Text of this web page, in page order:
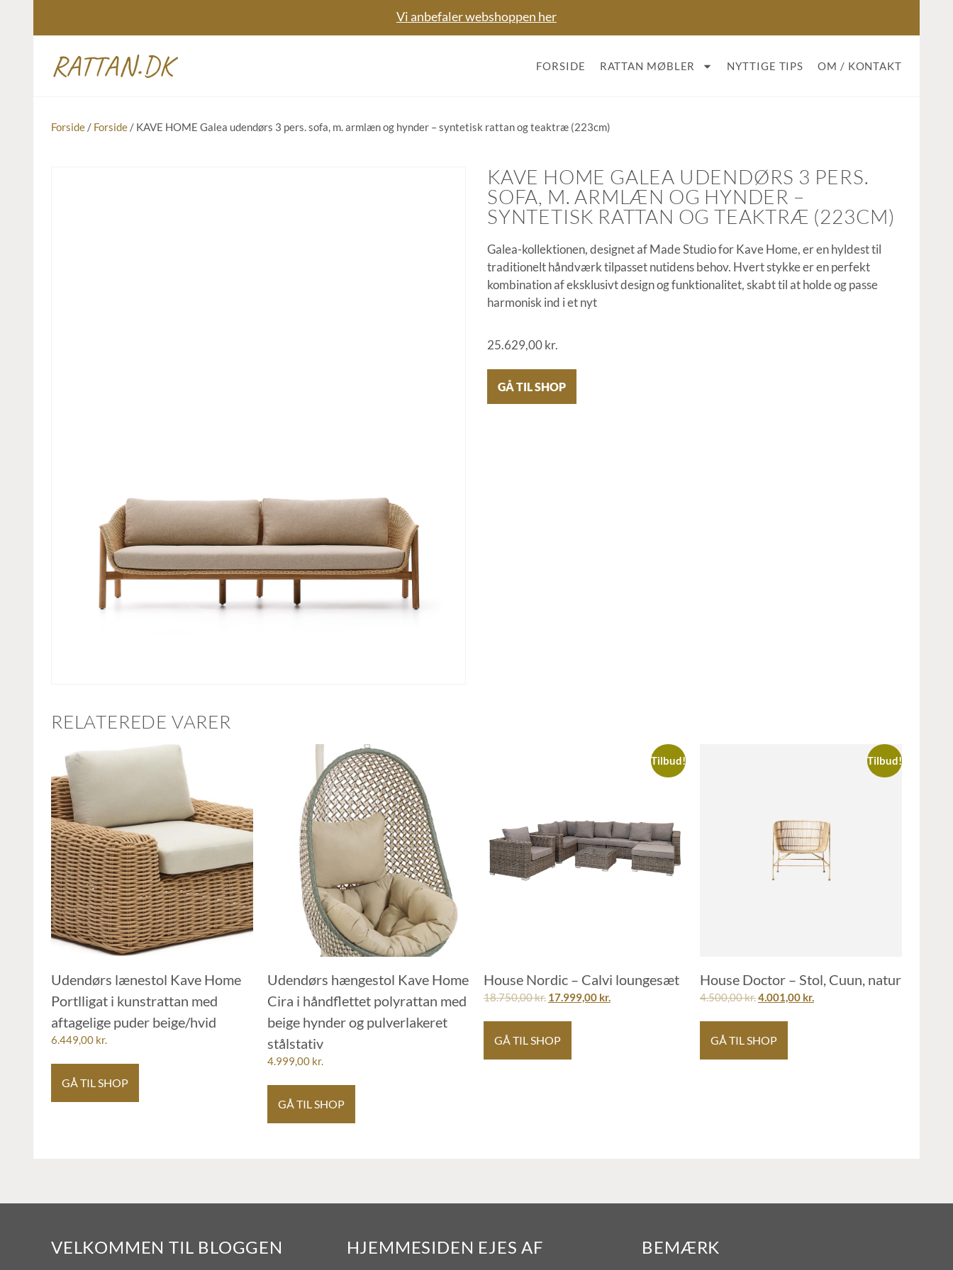
Vi anbefaler webshoppen her
RATTAN.DK FORSIDE RATTAN MØBLER NYTTIGE TIPS OM / KONTAKT
Forside / Forside / KAVE HOME Galea udendørs 3 pers. sofa, m. armlæn og hynder – syntetisk rattan og teaktræ (223cm)
KAVE HOME GALEA UDENDØRS 3 PERS.
SOFA, M. ARMLÆN OG HYNDER –
SYNTETISK RATTAN OG TEAKTRÆ (223CM)
Galea-kollektionen, designet af Made Studio for Kave Home, er en hyldest til
traditionelt håndværk tilpasset nutidens behov. Hvert stykke er en perfekt
kombination af eksklusivt design og funktionalitet, skabt til at holde og passe
harmonisk ind i et nyt
25.629,00kr.
GÅ TIL SHOP
RELATEREDE VARER
Udendørs lænestol Kave Home
Portlligat i kunstrattan med
aftagelige puder beige/hvid
6.449,00 kr.
GÅ TIL SHOP
Udendørs hængestol Kave Home
Cira i håndflettet polyrattan med
beige hynder og pulverlakeret
stålstativ
4.999,00 kr.
GÅ TIL SHOP
Tilbud!
House Nordic – Calvi loungesæt
18.750,00kr. 17.999,00 kr.
GÅ TIL SHOP
Tilbud!
House Doctor – Stol, Cuun, natur
4.500,00kr.4.001,00 kr.
GÅ TIL SHOP
VELKOMMEN TIL BLOGGEN HJEMMESIDEN EJES AF BEMÆRK